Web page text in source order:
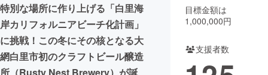
CAMPFIREふるさと納税machi-ya コミュニティ
特別な場所に作り上げる「白里海
岸カリフォルニアビーチ化計画」
に挑戦！この冬にその核となる大
網白里市初のクラフトビール醸造
目標金額は
1,000,000円
支援者数